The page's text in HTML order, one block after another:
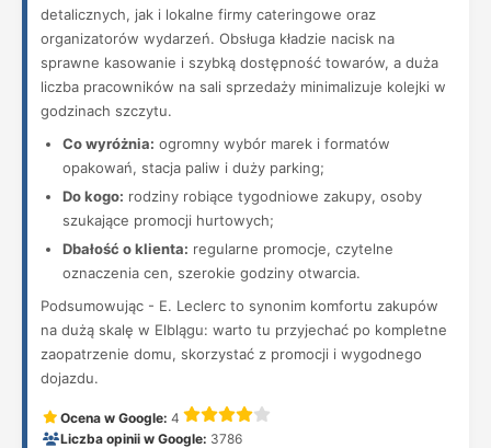
detalicznych, jak i lokalne firmy cateringowe oraz
organizatorów wydarzeń. Obsługa kładzie nacisk na
sprawne kasowanie i szybką dostępność towarów, a duża
liczba pracowników na sali sprzedaży minimalizuje kolejki w
godzinach szczytu.
Co wyróżnia: ogromny wybór marek i formatów
opakowań, stacja paliw i duży parking;
Do kogo: rodziny robiące tygodniowe zakupy, osoby
szukające promocji hurtowych;
Dbałość o klienta: regularne promocje, czytelne
oznaczenia cen, szerokie godziny otwarcia.
Podsumowując - E. Leclerc to synonim komfortu zakupów
na dużą skalę w Elblągu: warto tu przyjechać po kompletne
zaopatrzenie domu, skorzystać z promocji i wygodnego
dojazdu.
Ocena w Google: 4
Liczba opinii w Google: 3786